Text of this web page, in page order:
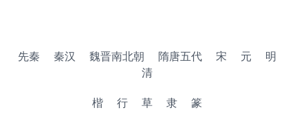
先秦 秦汉 魏晋南北朝 隋唐五代 宋 元
明
清
楷
行 草 隶 篆